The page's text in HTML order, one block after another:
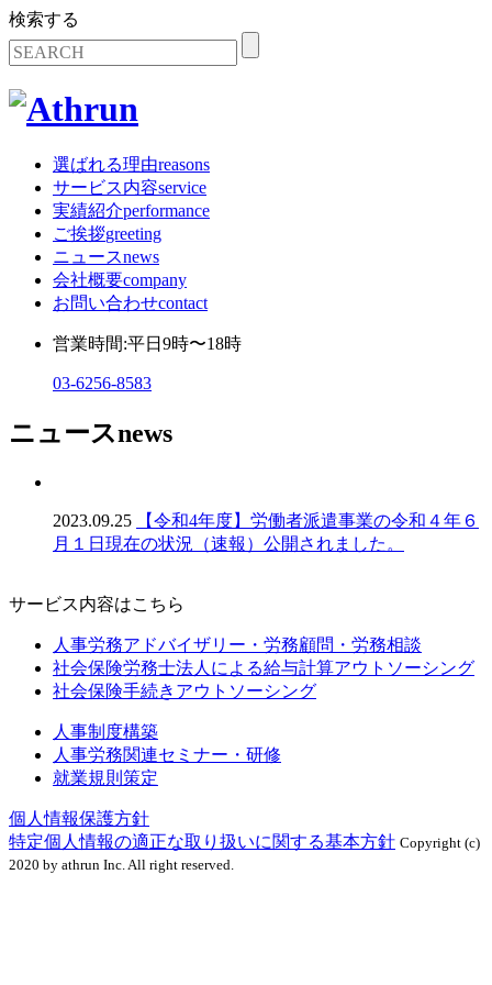
検索する
選ばれる理由reasons
サービス内容service
実績紹介performance
ご挨拶greeting
ニュースnews
会社概要company
お問い合わせcontact
営業時間:平日9時〜18時
03-6256-8583
ニュースnews
2023.09.25
【令和4年度】労働者派遣事業の令和４年６
月１日現在の状況（速報）公開されました。
サービス内容はこちら
人事労務アドバイザリー・労務顧問・労務相談
社会保険労務士法人による給与計算アウトソーシング
社会保険手続きアウトソーシング
人事制度構築
人事労務関連セミナー・研修
就業規則策定
個人情報保護方針
特定個人情報の適正な取り扱いに関する基本方針 Copyright (c)
2020 by athrun Inc. All right reserved.